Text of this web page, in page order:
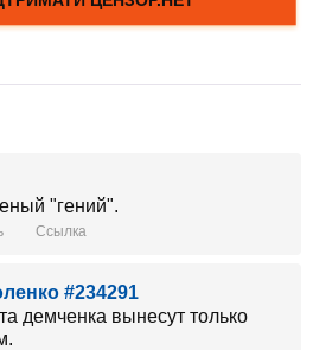
"гений".
Ссылка
#234291
демченка вынесут только